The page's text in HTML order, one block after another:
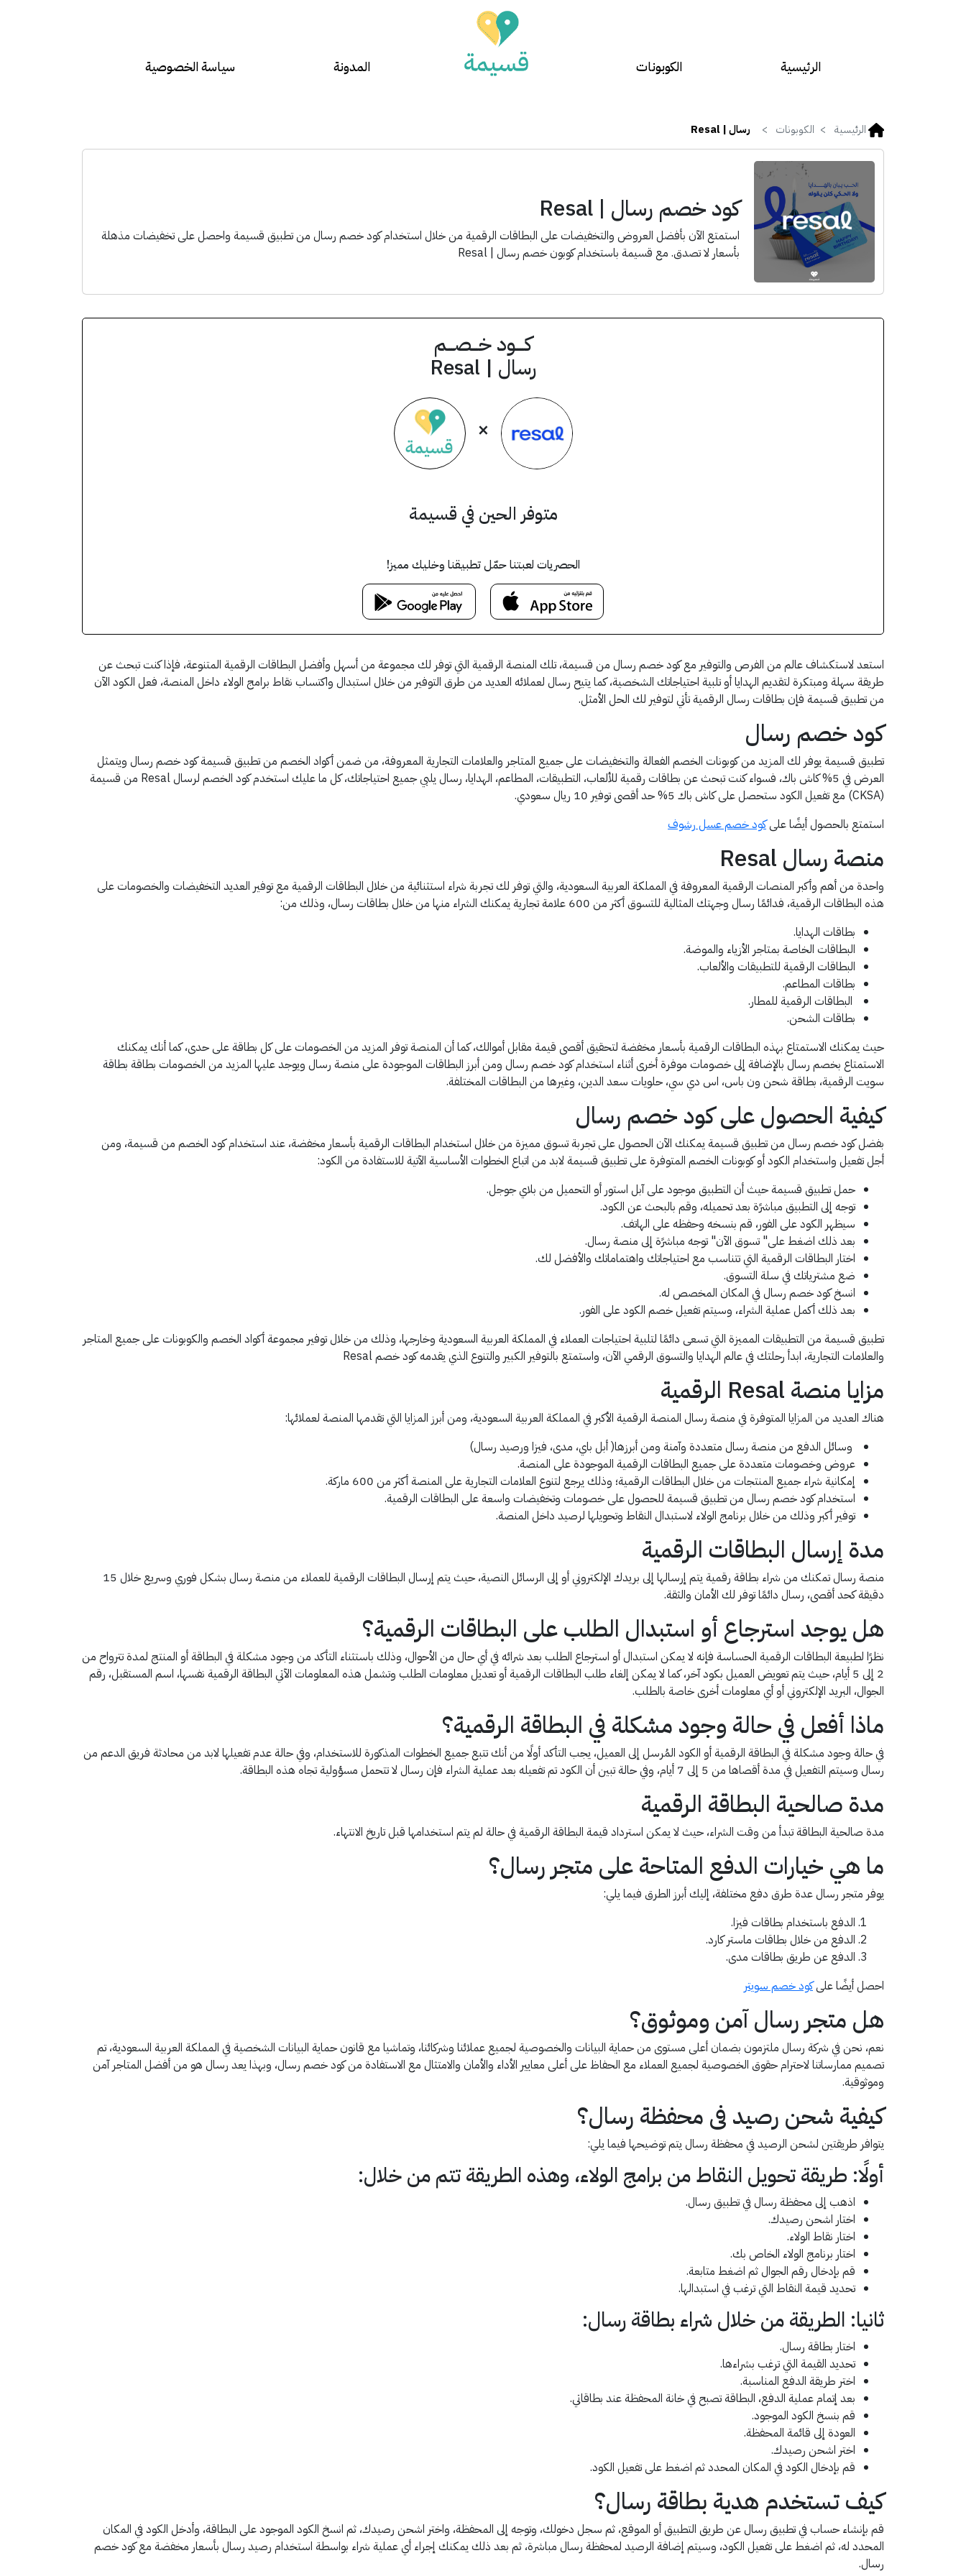
الرئيسية الكوبونات المدونة سياسة الخصوصية
الرئيسية الكوبونات رسال | Resal
كود خصم رسال | Resal
استمتع الآن بأفضل العروض والتخفيضات على البطاقات الرقمية من خلال استخدام كود خصم رسال من تطبيق قسيمة واحصل على تخفيضات مذهلة
بأسعار لا تصدق. مع قسيمة باستخدام كوبون خصم رسال | Resal
كــــود خـــصـــم
رسال | Resal
×
متوفر الحين في قسيمة
الحصريات لعبتنا حمّل تطبيقنا وخليك مميز!
استعد لاستكشاف عالم من الفرص والتوفير مع كود خصم رسال من قسيمة، تلك المنصة الرقمية التي توفر لك مجموعة من أسهل وأفضل البطاقات الرقمية المتنوعة، فإذا كنت تبحث عن
طريقة سهلة ومبتكرة لتقديم الهدايا أو تلبية احتياجاتك الشخصية، كما يتيح رسال لعملائه العديد من طرق التوفير من خلال استبدال واكتساب نقاط برامج الولاء داخل المنصة، فعل الكود الآن
من تطبيق قسيمة فإن بطاقات رسال الرقمية تأتي لتوفير لك الحل الأمثل.
كود خصم رسال
تطبيق قسيمة يوفر لك المزيد من كوبونات الخصم الفعالة والتخفيضات على جميع المتاجر والعلامات التجارية المعروفة، من ضمن أكواد الخصم من تطبيق قسيمة كود خصم رسال ويتمثل
العرض في 5% كاش باك، فسواء كنت تبحث عن بطاقات رقمية للألعاب، التطبيقات، المطاعم، الهدايا، رسال يلبي جميع احتياجاتك، كل ما عليك استخدم كود الخصم لرسال Resal من قسيمة
(CKSA) مع تفعيل الكود ستحصل على كاش باك 5% حد أقصى توفير 10 ريال سعودي.
استمتع بالحصول أيضًا علىكود خصم عسل رشوف
منصة رسال Resal
واحدة من أهم وأكبر المنصات الرقمية المعروفة في المملكة العربية السعودية، والتي توفر لك تجربة شراء استثنائية من خلال البطاقات الرقمية مع توفير العديد التخفيضات والخصومات على
هذه البطاقات الرقمية، فدائمًا رسال وجهتك المثالية للتسوق أكثر من 600 علامة تجارية يمكنك الشراء منها من خلال بطاقات رسال، وذلك من:
بطاقات الهدايا.
البطاقات الخاصة بمتاجر الأزياء والموضة.
البطاقات الرقمية للتطبيقات والألعاب.
بطاقات المطاعم.
البطاقات الرقمية للمطار.
بطاقات الشحن.
حيث يمكنك الاستمتاع بهذه البطاقات الرقمية بأسعار مخفضة لتحقيق أقصى قيمة مقابل أموالك، كما أن المنصة توفر المزيد من الخصومات على كل بطاقة على حدى، كما أنك يمكنك
الاستمتاع بخصم رسال بالإضافة إلى خصومات موفرة أخرى أثناء استخدام كود خصم رسال ومن أبرز البطاقات الموجودة على منصة رسال ويوجد عليها المزيد من الخصومات بطاقة بطاقة
سويت الرقمية، بطاقة شحن ون باس، اس دي سي، حلويات سعد الدين، وغيرها من البطاقات المختلفة.
كيفية الحصول على كود خصم رسال
بفضل كود خصم رسال من تطبيق قسيمة يمكنك الآن الحصول على تجربة تسوق مميزة من خلال استخدام البطاقات الرقمية بأسعار مخفضة، عند استخدام كود الخصم من قسيمة، ومن
أجل تفعيل واستخدام الكود أو كوبونات الخصم المتوفرة على تطبيق قسيمة لابد من اتباع الخطوات الأساسية الآتية للاستفادة من الكود:
حمل تطبيق قسيمة حيث أن التطبيق موجود على آبل استور أو التحميل من بلاي جوجل.
توجه إلى التطبيق مباشرًة بعد تحميله، وقم بالبحث عن الكود.
سيظهر الكود على الفور، قم بنسخه وحفظه على الهاتف.
بعد ذلك اضغط على" تسوق الآن" توجه مباشرًة إلى منصة رسال.
اختار البطاقات الرقمية التي تتناسب مع احتياجاتك واهتماماتك والأفضل لك.
ضع مشترياتك في سلة التسوق.
انسخ كود خصم رسال في المكان المخصص له.
بعد ذلك أكمل عملية الشراء، وسيتم تفعيل خصم الكود على الفور.
تطبيق قسيمة من التطبيقات المميزة التي تسعى دائمًا لتلبية احتياجات العملاء في المملكة العربية السعودية وخارجها، وذلك من خلال توفير مجموعة أكواد الخصم والكوبونات على جميع المتاجر
والعلامات التجارية، ابدأ رحلتك في عالم الهدايا والتسوق الرقمي الآن، واستمتع بالتوفير الكبير والتنوع الذي يقدمه كود خصم Resal
مزايا منصة Resal الرقمية
هناك العديد من المزايا المتوفرة في منصة رسال المنصة الرقمية الأكبر في المملكة العربية السعودية، ومن أبرز المزايا التي تقدمها المنصة لعملائها:
وسائل الدفع من منصة رسال متعددة وآمنة ومن أبرزها( أبل باي، مدى، فيزا ورصيد رسال)
عروض وخصومات متعددة على جميع البطاقات الرقمية الموجودة على المنصة.
إمكانية شراء جميع المنتجات من خلال البطاقات الرقمية؛ وذلك يرجع لتنوع العلامات التجارية على المنصة أكثر من 600 ماركة.
استخدام كود خصم رسال من تطبيق قسيمة للحصول على خصومات وتخفيضات واسعة على البطاقات الرقمية.
توفير أكبر وذلك من خلال برنامج الولاء لاستبدال النقاط وتحويلها لرصيد داخل المنصة.
مدة إرسال البطاقات الرقمية
منصة رسال تمكنك من شراء بطاقة رقمية يتم إرسالها إلى بريدك الإلكتروني أو إلى الرسائل النصية، حيث يتم إرسال البطاقات الرقمية للعملاء من منصة رسال بشكل فوري وسريع خلال 15
دقيقة كحد أقصى، رسال دائمًا توفر لك الأمان والثقة.
هل يوجد استرجاع أو استبدال الطلب على البطاقات الرقمية؟
نظرًا لطبيعة البطاقات الرقمية الحساسة فإنه لا يمكن استبدال أو استرجاع الطلب بعد شرائه في أي حال من الأحوال، وذلك باستثناء التأكد من وجود مشكلة في البطاقة أو المنتج لمدة تترواح من
2 إلى 5 أيام، حيث يتم تعويض العميل بكود آخر، كما لا يمكن إلغاء طلب البطاقات الرقمية أو تعديل معلومات الطلب وتشمل هذه المعلومات الآتي البطاقة الرقمية نفسها، اسم المستقبل، رقم
الجوال، البريد الإلكتروني أو أي معلومات أخرى خاصة بالطلب.
ماذا أفعل في حالة وجود مشكلة في البطاقة الرقمية؟
في حالة وجود مشكلة في البطاقة الرقمية أو الكود المُرسل إلى العميل، يجب التأكد أولًا من أنك تتبع جميع الخطوات المذكورة للاستخدام، وفي حالة عدم تفعيلها لابد من محادثة فريق الدعم من
رسال وسيتم التفعيل في مدة أقصاها من 5 إلى 7 أيام، وفي حالة تبين أن الكود تم تفعيله بعد عملية الشراء فإن رسال لا تتحمل مسؤولية تجاه هذه البطاقة.
مدة صالحية البطاقة الرقمية
مدة صالحية البطاقة تبدأ من وقت الشراء، حيث لا يمكن استرداد قيمة البطاقة الرقمية في حالة لم يتم استخدامها قبل تاريخ الانتهاء.
ما هي خيارات الدفع المتاحة على متجر رسال؟
يوفر متجر رسال عدة طرق دفع مختلفة، إليك أبرز الطرق فيما يلي:
الدفع باستخدام بطاقات فيزا.
الدفع من خلال بطاقات ماستر كارد.
الدفع عن طريق بطاقات مدى.
احصل أيضًا علىكود خصم سويتر
هل متجر رسال آمن وموثوق؟
نعم، نحن في شركة رسال ملتزمون بضمان أعلى مستوى من حماية البيانات والخصوصية لجميع عملائنا وشركائنا، وتماشيا مع قانون حماية البيانات الشخصية في المملكة العربية السعودية، تم
تصميم ممارساتنا لاحترام حقوق الخصوصية لجميع العملاء مع الحفاظ على أعلى معايير الأداء والأمان والامتثال مع الاستفادة من كود خصم رسال، وبهذا يعد رسال هو من أفضل المتاجر آمن
وموثوقية.
كيفية شحن رصيد فى محفظة رسال؟
يتوافر طريقتين لشحن الرصيد في محفظة رسال يتم توضيحها فيما يلي:
أولًا: طريقة تحويل النقاط من برامج الولاء، وهذه الطريقة تتم من خلال:
اذهب إلى محفظة رسال في تطبيق رسال.
اختار اشحن رصيدك.
اختار نقاط الولاء.
اختار برنامج الولاء الخاص بك.
قم بإدخال رقم الجوال ثم اضغط متابعة.
تحديد قيمة النقاط التي ترغب في استبدالها.
ثانيا: الطريقة من خلال شراء بطاقة رسال:
اختار بطاقة رسال.
تحديد القيمة التي ترغب بشراءها.
اختر طريقة الدفع المناسبة.
بعد إتمام عملية الدفع، البطاقة تصبح في خانة المحفظة عند بطاقاتي.
قم بنسخ الكود الموجود.
العودة إلى قائمة المحفظة.
اختر اشحن رصيدك.
قم بإدخال الكود في المكان المحدد ثم اضغط على تفعيل الكود.
كيف تستخدم هدية بطاقة رسال؟
قم بإنشاء حساب في تطبيق رسال عن طريق التطبيق أو الموقع، ثم سجل دخولك، وتوجه إلى المحفظة، واختر اشحن رصيدك، ثم انسخ الكود الموجود على البطاقة، وأدخل الكود في المكان
المحدد له، ثم اضغط على تفعيل الكود، وسيتم إضافة الرصيد لمحفظة رسال مباشرة، ثم بعد ذلك يمكنك إجراء أي عملية شراء بواسطة استخدام رصيد رسال بأسعار مخفضة مع كود خصم
رسال.